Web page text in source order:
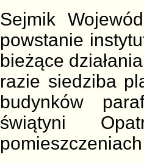
Sejmik
powstanie
bieżące
razie siedziba
budynków
świątyni